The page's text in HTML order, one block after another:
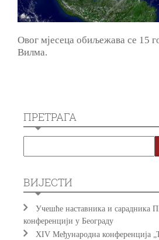
Овог мјесеца обиљежава се 15
Вилма.
ПРЕТРАГА
ВИЈЕСТИ
Учешће наставника и сарадника
конференцији у Београду
XIV Међународна конференција